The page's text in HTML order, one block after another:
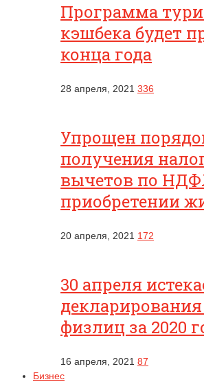
Программа
кэшбека будет
конца года
28 апреля, 2021 336
Упрощен
получения
вычетов по
приобретении
20 апреля, 2021 172
30 апреля
физлиц за 2020
16 апреля, 2021 87
Бизнес